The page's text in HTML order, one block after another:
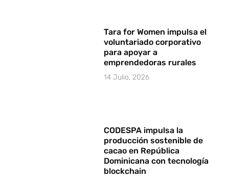
Tara for Women impulsa el
voluntariado corporativo
para apoyar a
emprendedoras rurales
14 Julio, 2026
CODESPA impulsa la
producción sostenible de
cacao en República
Dominicana con tecnología
blockchain